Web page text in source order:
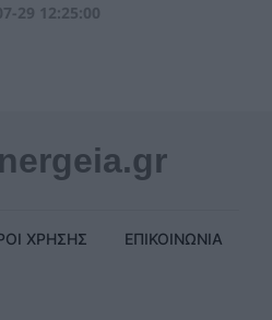
29 12:25:00
ΧΡΗΣΗΣ ΕΠΙΚΟΙΝΩΝΙΑ